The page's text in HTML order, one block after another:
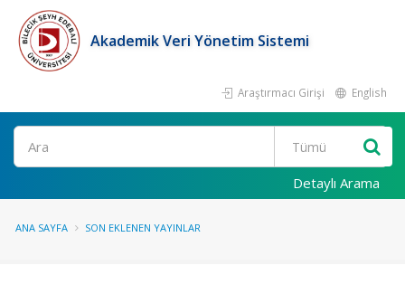
Akademik Veri Yönetim Sistemi
Araştırmacı Girişi English
Ara
Detaylı Arama
ANA SAYFA SON EKLENEN YAYINLAR